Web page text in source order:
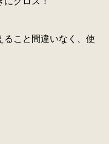
ること間違いなく、使